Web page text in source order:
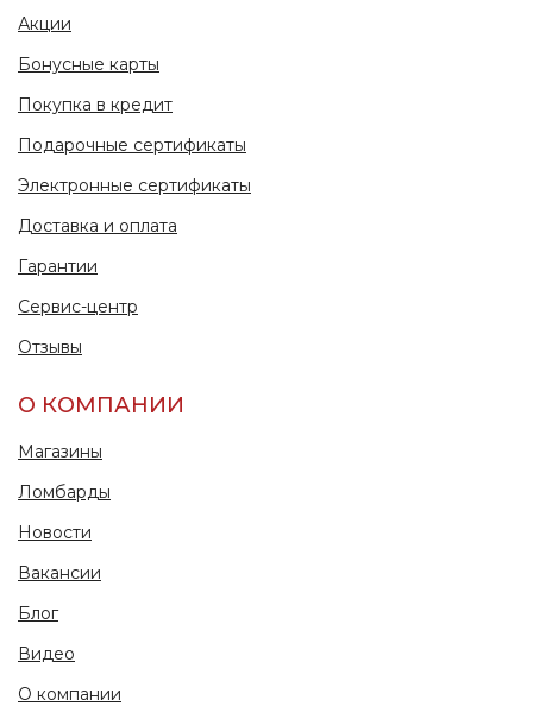
Акции
Бонусные карты
Покупка в кредит
Подарочные сертификаты
Электронные сертификаты
Доставка и оплата
Гарантии
Сервис-центр
Отзывы
О КОМПАНИИ
Магазины
Ломбарды
Новости
Вакансии
Блог
Видео
О компании